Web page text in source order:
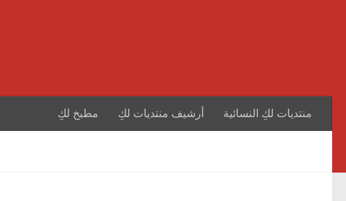
منتديات لكِ النسائية أرشيف منتديات لكِ مطبخ لكِ